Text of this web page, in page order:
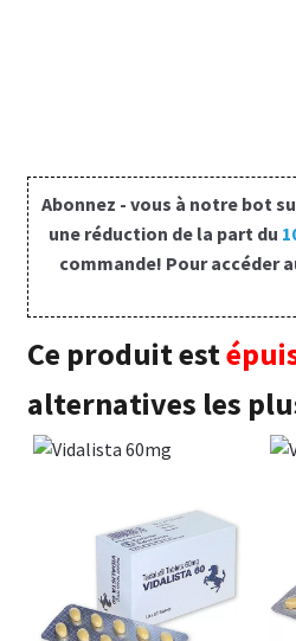
Politique de confidentialité
Questions fréquemment posées
Sorties
A propos de nous
Abonnez - vous à notre bot
une réduction de la part du
commande! Pour accéder
Ce produit est
alternatives les